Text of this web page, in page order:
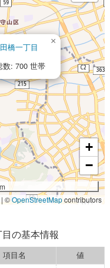
橋一丁目
: 700 世帯
×
+
−
| ©OpenStreetMapcontributors
の基本情報
項目名
値